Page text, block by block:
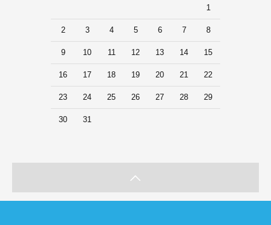
1
2 3 4 5 6 7 8
9 10 11 12 13 14 15
16 17 18 19 20 21 22
23 24 25 26 27 28 29
30 31